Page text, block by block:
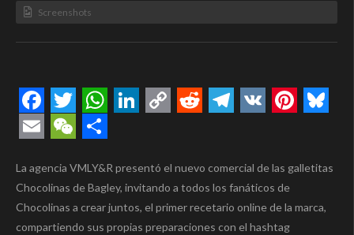
Screenshots
Facebook
TwitterWhatsApp
La agencia VMLY&R presentó el nuevo comercial de las galletitas
Chocolinas de Bagley, invitando a todos los fanáticos de
Chocolinas a crear juntos, el primer recetario online de la marca,
compartiendo sus propias preparaciones con el hashtag